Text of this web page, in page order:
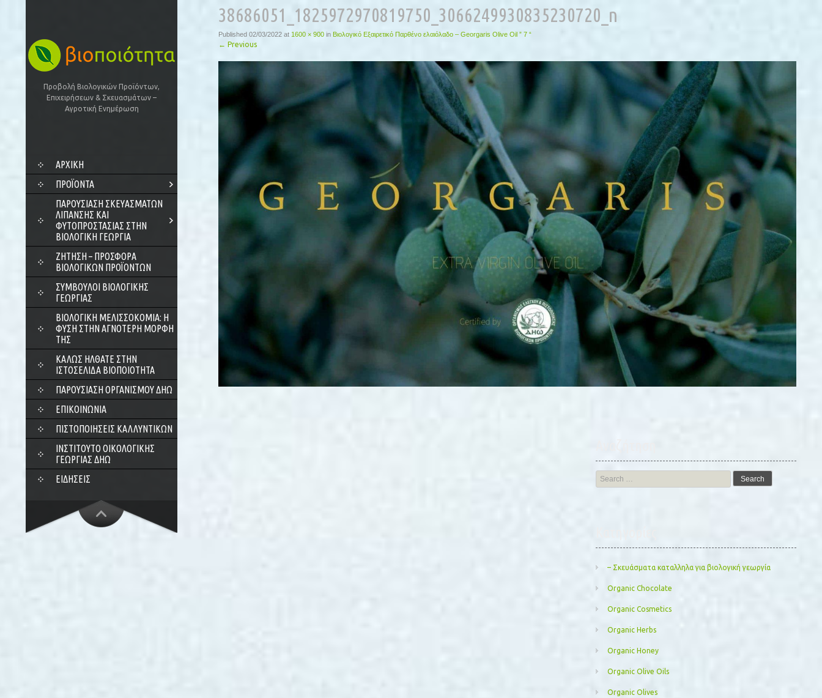
Προβολή Βιολογικών Προϊόντων,
Επιχειρήσεων & Σκευασμάτων –
Αγροτική Ενημέρωση
SKIP
CONTENT
ΑΡΧΙΚΗ
ΠΡΟΪΌΝΤΑ
ΠΑΡΟΥΣΊΑΣΗ ΣΚΕΥΑΣΜΆΤΩΝ
ΛΊΠΑΝΣΗΣ ΚΑΙ
ΦΥΤΟΠΡΟΣΤΑΣΊΑΣ ΣΤΗΝ
ΒΙΟΛΟΓΙΚΉ ΓΕΩΡΓΊΑ
ΖΗΤΗΣΗ – ΠΡΟΣΦΟΡΑ
ΒΙΟΛΟΓΙΚΩΝ ΠΡΟΪΟΝΤΩΝ
ΣΎΜΒΟΥΛΟΙ ΒΙΟΛΟΓΙΚΉΣ
ΓΕΩΡΓΊΑΣ
ΒΙΟΛΟΓΙΚΉ ΜΕΛΙΣΣΟΚΟΜΊΑ: Η
ΦΎΣΗ ΣΤΗΝ ΑΓΝΌΤΕΡΗ ΜΟΡΦΉ
ΤΗΣ
ΚΑΛΏΣ ΉΛΘΑΤΕ ΣΤΗΝ
ΙΣΤΟΣΕΛΊΔΑ ΒΙΟΠΟΙΌΤΗΤΑ
ΠΑΡΟΥΣΊΑΣΗ ΟΡΓΑΝΙΣΜΟΎ ΔΗΩ
ΕΠΙΚΟΙΝΩΝΊΑ
ΠΙΣΤΟΠΟΙΉΣΕΙΣ ΚΑΛΛΥΝΤΙΚΏΝ
ΙΝΣΤΙΤΟΎΤΟ ΟΙΚΟΛΟΓΙΚΉΣ
ΓΕΩΡΓΊΑΣ ΔΗΩ
ΕΙΔΉΣΕΙΣ
38686051_1825972970819750_3066249930835230720_n
Published 02/03/2022 at 1600 × 900 in Βιολογικό Εξαιρετικό Παρθένο ελαιόλαδο – Georgaris Olive Oil ” 7 “
← Previous
Search
for:
– Σκευάσματα καταλληλα για βιολογική γεωργία
Organic Chocolate
Organic Cosmetics
Organic Herbs
Organic Honey
Organic Olive Oils
Organic Olives